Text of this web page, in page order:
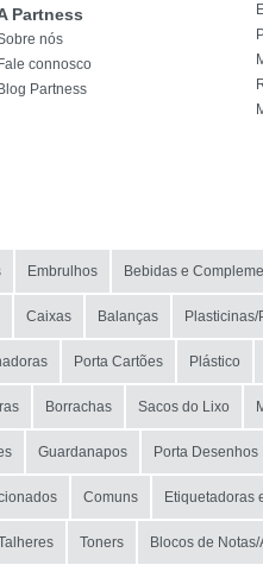
Partness
nós
Fale connosco
Blog Partness
Embrulhos Bebidas e
Caixas Balanças
Porta Cartões Plástico
Borrachas Sacos do Lixo
Guardanapos Porta Desenhos
Comuns Etiquetadoras
Toners Blocos de